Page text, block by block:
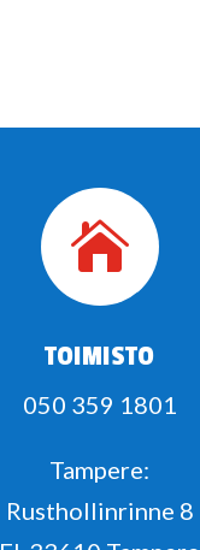

TOIMISTO
050 359 1801
Tampere:
Rusthollinrinne 8